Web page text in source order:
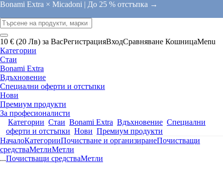
Bonami Extra × Micadoni | До 25 % отстъпка →
10 € (20 Лв) за ВасРегистрацияВходСравняване КошницаMenu
Категории
Стаи
Bonami Extra
Вдъхновение
Специални оферти и отстъпки
Нови
Премиум продукти
За професионалисти
Категории Стаи Bonami Extra Вдъхновение Специални
оферти и отстъпки Нови Премиум продукти
НачалоКатегорииПочистване и организиранеПочистващи
средстваМетлиМетли
...Почистващи средстваМетли